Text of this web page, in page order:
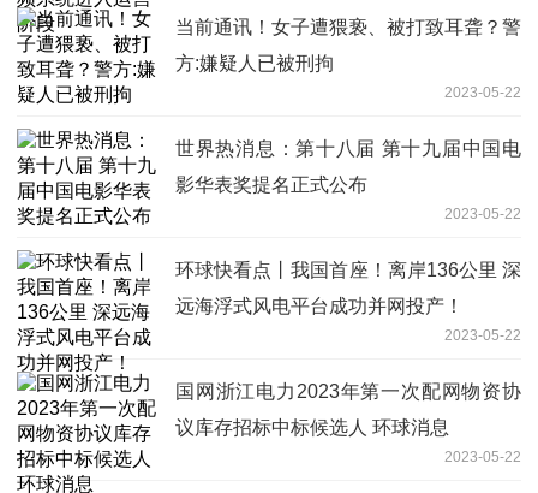
当前通讯！女子遭猥亵、被打致耳聋？警
方:嫌疑人已被刑拘
2023-05-22
世界热消息：第十八届 第十九届中国电
影华表奖提名正式公布
2023-05-22
环球快看点丨我国首座！离岸136公里 深
远海浮式风电平台成功并网投产！
2023-05-22
国网浙江电力2023年第一次配网物资协
议库存招标中标候选人 环球消息
2023-05-22